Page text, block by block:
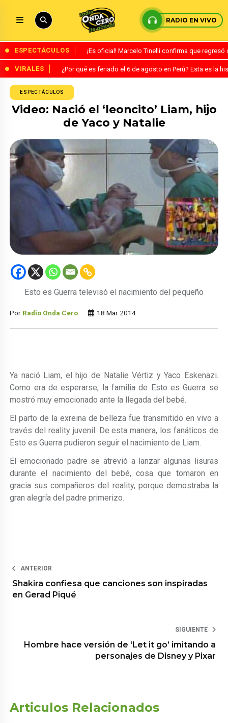
RADIO EN VIVO
ESPECTÁCULOS ¡Es oficial! Marcelo Tinelli confirma que
VIRALES ¿Por qué es feriado el 6 de agosto en Perú? Esta es la
ESPECTÁCULOS
Video: Nació el ‘leoncito’ Liam, hijo
de Yaco y Natalie
Esto es Guerra televisó el nacimiento del pequeño
Por Radio Onda Cero 18 Mar 2014
Ya nació Liam, el hijo de Natalie Vértiz y Yaco Eskenazi.
Como era de esperarse, la familia de Esto es Guerra se
mostró muy emocionado ante la llegada del bebé.
El parto de la exreina de belleza fue transmitido en vivo a
través del reality juvenil. De esta manera, los fanáticos de
Esto es Guerra pudieron seguir el nacimiento de Liam.
El emocionado padre se atrevió a lanzar algunas lisuras
durante el nacimiento del bebé, cosa que tomaron en
gracia sus compañeros del reality, porque demostraba la
gran alegría del padre primerizo.
ANTERIOR
Shakira confiesa que canciones son inspiradas
en Gerad Piqué
SIGUIENTE
Hombre hace versión de ‘Let it go’ imitando a
personajes de Disney y Pixar
Articulos Relacionados